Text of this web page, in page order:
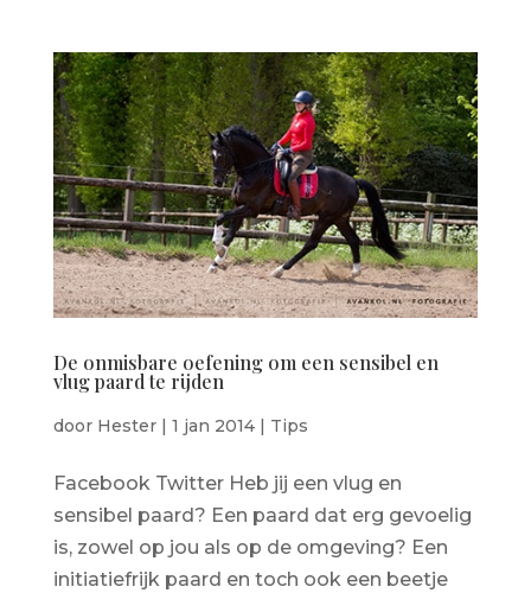
De onmisbare oefening om een sensibel en
vlug paard te rijden
door Hester| 1 jan 2014| Tips
Facebook Twitter Heb jij een vlug en
sensibel paard? Een paard dat erg gevoelig
is, zowel op jou als op de omgeving? Een
initiatiefrijk paard en toch ook een beetje